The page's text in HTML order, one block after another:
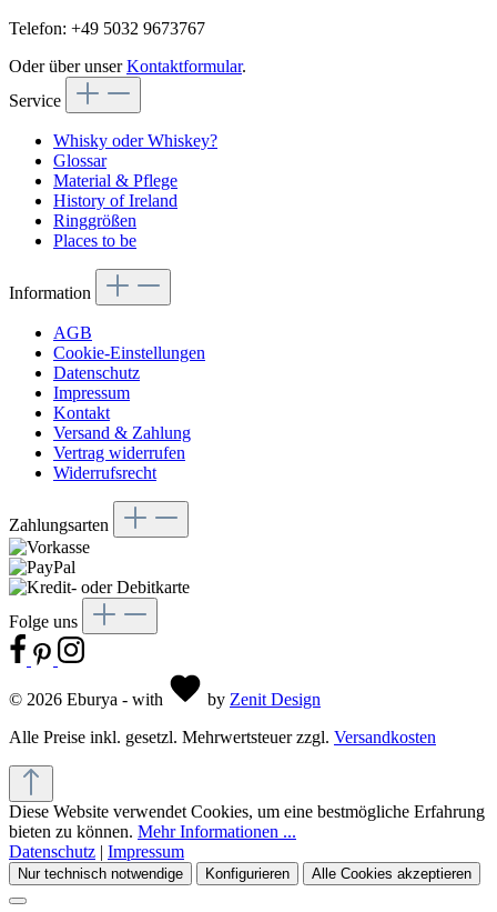
Telefon: +49 5032 9673767
Oder über unserKontaktformular.
Service
Whisky oder Whiskey?
Glossar
Material & Pflege
History of Ireland
Ringgrößen
Places to be
Information
AGB
Cookie-Einstellungen
Datenschutz
Impressum
Kontakt
Versand & Zahlung
Vertrag widerrufen
Widerrufsrecht
Zahlungsarten
Folge uns
© 2026 Eburya - with by Zenit Design
Alle Preise inkl. gesetzl. Mehrwertsteuer zzgl. Versandkosten
Diese Website verwendet Cookies, um eine bestmögliche Erfahrung
bieten zu können. Mehr Informationen ...
Datenschutz | Impressum
Nur technisch notwendige Konfigurieren Alle Cookies akzeptieren